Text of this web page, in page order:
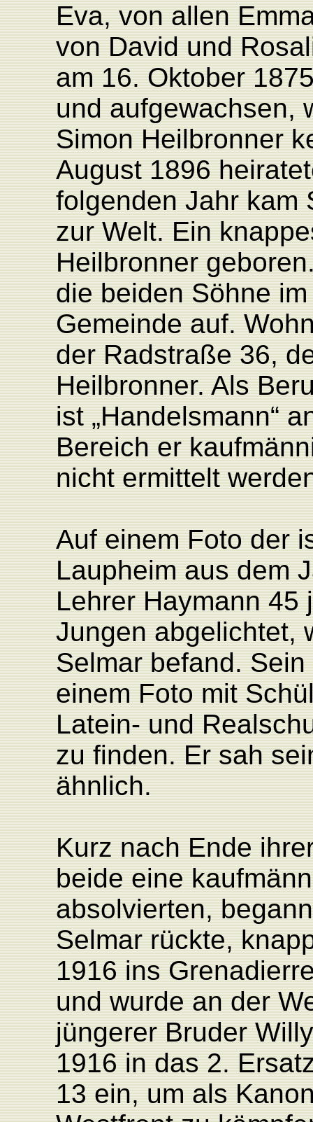
Eva, von allen
von David und
am 16. Oktober
und aufgewachsen,
Simon Heilbronner
August 1896
folgenden Jahr kam
zur Welt. Ein
Heilbronner
die beiden Söhne
Gemeinde auf.
der Radstraße 36,
Heilbronner. Als
ist „Handelsmann“
Bereich er
nicht ermittelt
Auf einem Foto der
Laupheim aus dem
Lehrer Haymann 45
Jungen abgelichtet,
Selmar befand.
einem Foto mit
Latein- und
zu finden. Er sah
ähnlich.
Kurz nach Ende
beide eine
absolvierten,
Selmar rückte,
1916 ins
und wurde an der
jüngerer Bruder
1916 in das 2.
13 ein, um als